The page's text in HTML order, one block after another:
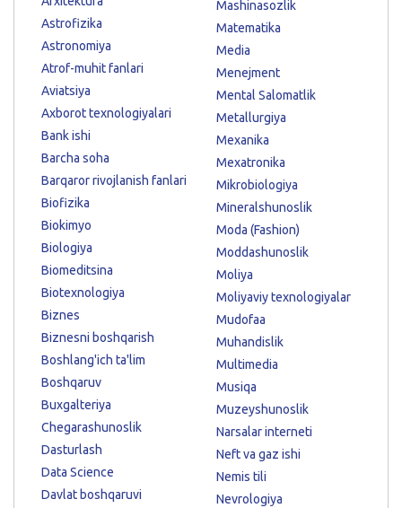
Astrofizika
Astronomiya
Atrof-muhit fanlari
Aviatsiya
Axborot texnologiyalari
Bank ishi
Barcha soha
Barqaror rivojlanish fanlari
Biofizika
Biokimyo
Biologiya
Biomeditsina
Biotexnologiya
Biznes
Biznesni boshqarish
Boshlang'ich ta'lim
Boshqaruv
Buxgalteriya
Chegarashunoslik
Dasturlash
Data Science
Davlat boshqaruvi
Mashinasozlik
Matematika
Media
Menejment
Mental Salomatlik
Metallurgiya
Mexanika
Mexatronika
Mikrobiologiya
Mineralshunoslik
Moda (Fashion)
Moddashunoslik
Moliya
Moliyaviy texnologiyalar
Mudofaa
Muhandislik
Multimedia
Musiqa
Muzeyshunoslik
Narsalar interneti
Neft va gaz ishi
Nemis tili
Nevrologiya